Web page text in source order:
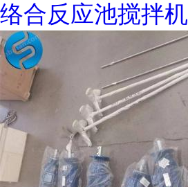
络合反应池搅拌机